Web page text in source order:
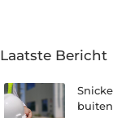
Laatste Bericht